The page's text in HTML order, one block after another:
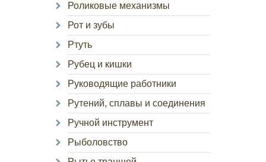
Роликовые механизмы
Рот и зубы
Ртуть
Рубец и кишки
Руководящие работники
Рутений, сплавы и соединения
Ручной инструмент
Рыболовство